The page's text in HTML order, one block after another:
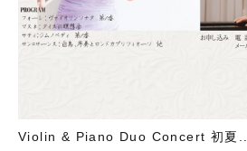
Violin & Piano Duo Concert 初夏...